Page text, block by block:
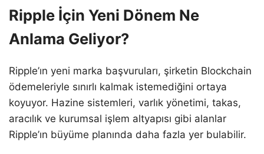
Ripple İçin Yeni Dönem Ne
Anlama Geliyor?
Ripple’ın yeni marka başvuruları, şirketin Blockchain
ödemeleriyle sınırlı kalmak istemediğini ortaya
koyuyor. Hazine sistemleri, varlık yönetimi, takas,
aracılık ve kurumsal işlem altyapısı gibi alanlar
Ripple’ın büyüme planında daha fazla yer bulabilir.